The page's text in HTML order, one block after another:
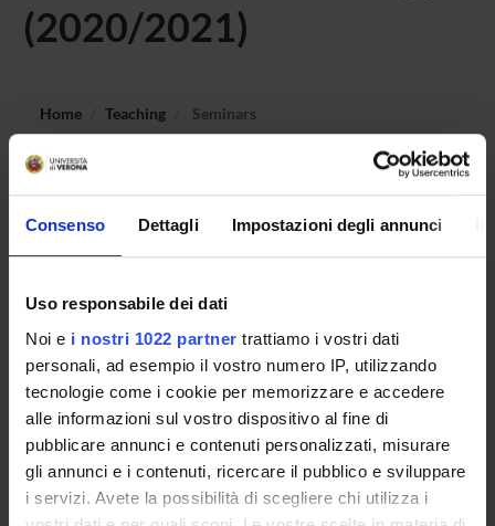
Consenso Dettagli Impostazioni degli annunci
Uso responsabile dei dati
Noi e i nostri 1022 partner trattiamo i vostri dati
personali, ad esempio il vostro numero IP, utilizzando
tecnologie come i cookie per memorizzare e accedere
alle informazioni sul vostro dispositivo al fine di
pubblicare annunci e contenuti personalizzati, misurare
gli annunci e i contenuti, ricercare il pubblico e sviluppare
i servizi. Avete la possibilità di scegliere chi utilizza i
(2020/2021)
Home Teaching Seminars
No recent seminar found relating to teaching Active
STUDYING
COURSES
PHD PROGRAMMES AND POSTGRADUATE
TRAINING
Contacts